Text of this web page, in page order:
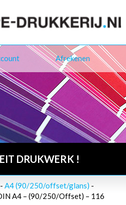
Afrekenen
DRUKWERK !
- A4 (90/250/offset/glans) -
A4 – (90/250/Offset) – 116